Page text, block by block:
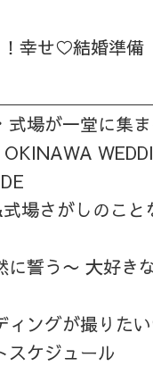
幸せ♡結婚準備
式場が一堂に集
OKINAWA
場さがしのこ
に誓う〜 大好き
ィングが撮りた
スケジュール